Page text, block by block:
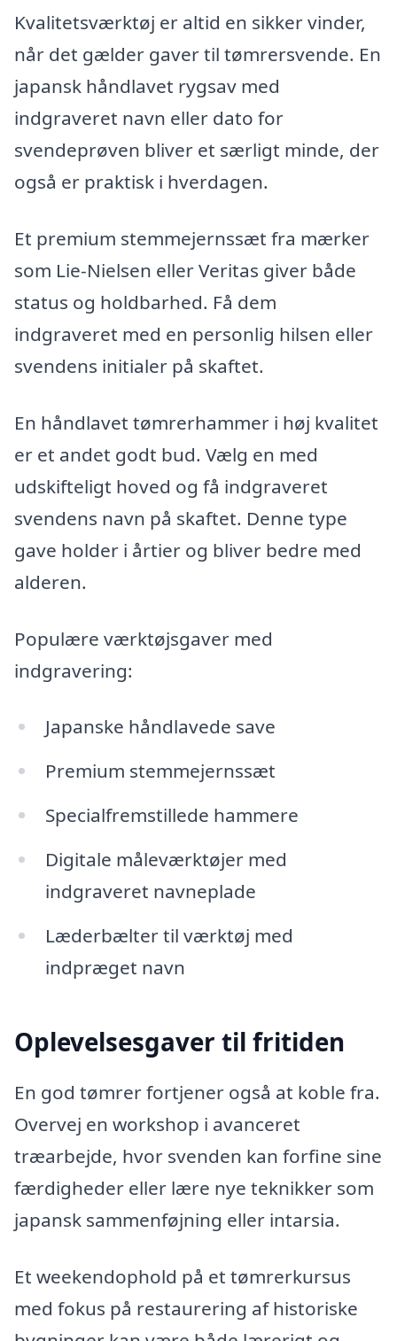
Kvalitetsværktøj er altid en sikker vinder,
når det gælder gaver til tømrersvende. En
japansk håndlavet rygsav med
indgraveret navn eller dato for
svendeprøven bliver et særligt minde, der
også er praktisk i hverdagen.
Et premium stemmejernssæt fra mærker
som Lie-Nielsen eller Veritas giver både
status og holdbarhed. Få dem
indgraveret med en personlig hilsen eller
svendens initialer på skaftet.
En håndlavet tømrerhammer i høj kvalitet
er et andet godt bud. Vælg en med
udskifteligt hoved og få indgraveret
svendens navn på skaftet. Denne type
gave holder i årtier og bliver bedre med
alderen.
Populære værktøjsgaver med
indgravering:
Japanske håndlavede save
Premium stemmejernssæt
Specialfremstillede hammere
Digitale måleværktøjer med
indgraveret navneplade
Læderbælter til værktøj med
indpræget navn
Oplevelsesgaver til fritiden
En god tømrer fortjener også at koble fra.
Overvej en workshop i avanceret
træarbejde, hvor svenden kan forfine sine
færdigheder eller lære nye teknikker som
japansk sammenføjning eller intarsia.
Et weekendophold på et tømrerkursus
med fokus på restaurering af historiske